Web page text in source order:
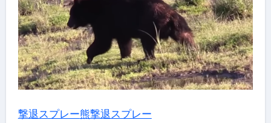
撃退スプレー熊撃退スプレー